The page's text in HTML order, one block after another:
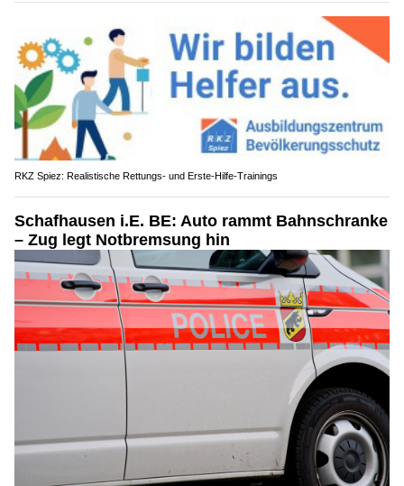
RKZ Spiez: Realistische Rettungs- und Erste-Hilfe-Trainings
Schafhausen i.E. BE: Auto rammt Bahnschranke
– Zug legt Notbremsung hin